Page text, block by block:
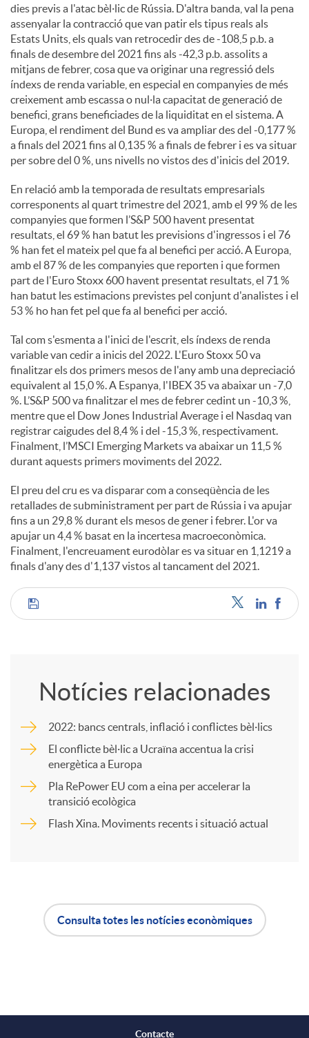
dies previs a l'atac bèl·lic de Rússia. D'altra banda, val la pena
assenyalar la contracció que van patir els tipus reals als
Estats Units, els quals van retrocedir des de -108,5 p.b. a
finals de desembre del 2021 fins als -42,3 p.b. assolits a
mitjans de febrer, cosa que va originar una regressió dels
índexs de renda variable, en especial en companyies de més
creixement amb escassa o nul·la capacitat de generació de
benefici, grans beneficiades de la liquiditat en el sistema. A
Europa, el rendiment del Bund es va ampliar des del -0,177 %
a finals del 2021 fins al 0,135 % a finals de febrer i es va situar
per sobre del 0 %, uns nivells no vistos des d'inicis del 2019.
En relació amb la temporada de resultats empresarials
corresponents al quart trimestre del 2021, amb el 99 % de les
companyies que formen l’S&P 500 havent presentat
resultats, el 69 % han batut les previsions d'ingressos i el 76
% han fet el mateix pel que fa al benefici per acció. A Europa,
amb el 87 % de les companyies que reporten i que formen
part de l'Euro Stoxx 600 havent presentat resultats, el 71 %
han batut les estimacions previstes pel conjunt d'analistes i el
53 % ho han fet pel que fa al benefici per acció.
Tal com s'esmenta a l'inici de l'escrit, els índexs de renda
variable van cedir a inicis del 2022. L'Euro Stoxx 50 va
finalitzar els dos primers mesos de l'any amb una depreciació
equivalent al 15,0 %. A Espanya, l'IBEX 35 va abaixar un -7,0
%. L’S&P 500 va finalitzar el mes de febrer cedint un -10,3 %,
mentre que el Dow Jones Industrial Average i el Nasdaq van
registrar caigudes del 8,4 % i del -15,3 %, respectivament.
Finalment, l’MSCI Emerging Markets va abaixar un 11,5 %
durant aquests primers moviments del 2022.
El preu del cru es va disparar com a conseqüència de les
retallades de subministrament per part de Rússia i va apujar
fins a un 29,8 % durant els mesos de gener i febrer. L'or va
apujar un 4,4 % basat en la incertesa macroeconòmica.
Finalment, l'encreuament eurodòlar es va situar en 1,1219 a
finals d'any des d'1,137 vistos al tancament del 2021.
C
p
a
Notícies relacionades
2022: bancs centrals, inflació i conflictes bèl·lics
El conflicte bèl·lic a Ucraïna accentua la crisi
energètica a Europa
Pla RePower EU com a eina per accelerar la
transició ecològica
Flash Xina. Moviments recents i situació actual
Consulta totes les notícies econòmiques
Contacte